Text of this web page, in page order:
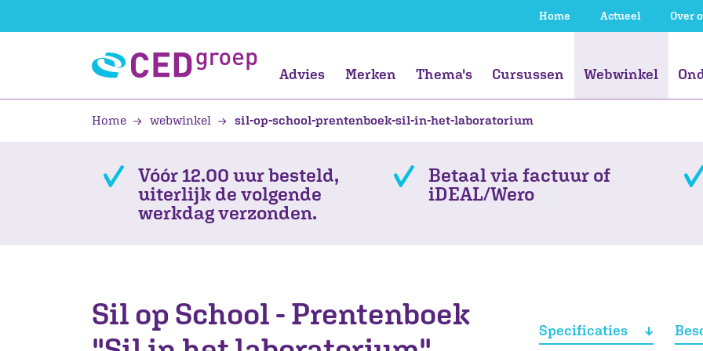
Home Actueel Over
Advies Merken Thema's Cursussen Webwinkel
Kinderopvang /
BSO
Groep 1 en 2
Professional
Organisatie
onderwijs
Professional
Professional
Champion
werken in 4D)
werken
onderwijs
Home webwinkel sil-op-school-prentenboek-sil-in-het-laboratorium
Vóór 12.00 uur besteld,
uiterlijk de volgende
werkdag verzonden.
Betaal via factuur of
iDEAL/Wero
Sil op School - Prentenboek
Specificaties